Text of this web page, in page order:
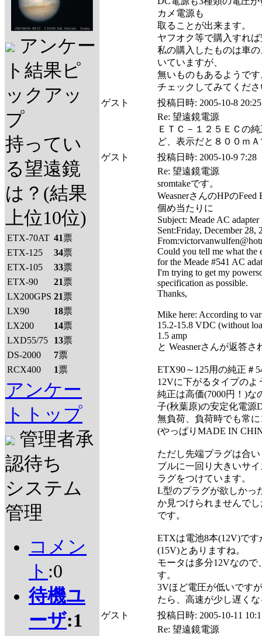
アンケー
ト結果ピ
ックアッ
プ
持ってい
る望遠鏡
は？(結果
上位10位)
ETX-70AT 41票
ETX-125
34票
ETX-105
33票
ETX-90
21票
LX200GPS 21票
LX90
18票
LX200
14票
LXD55/75
13票
DS-2000
7票
RCX400
1票
アンケー
トトップ
管理者承
認待ち
システム
管理
コメン
ト :0
待機ユ
ーザ:1
カメ電源も
取ることが出来ます。
ヤフオク等で購入すれ
私の購入したものは車
いていますが、
無いものもあるようです
チェックしてみてくだ
ゲスト
投稿日時: 2005-10-8 20:25
Re: 望遠鏡電源
ＥＴＣ－１２５ＥＣの
ど、表示だと８００ｍ
ゲスト
投稿日時: 2005-10-9 7:28
Re: 望遠鏡電源
sromtakeです。
WeasnerさんのHPのFeed
個め当たりに
Subject: Meade AC adapter
Sent:Friday, December 28,
Could you tell me what the
for the Meade #541 AC
I'm trying to get my
specification as possible.
Thanks,
Mike here: According to
15.2-15.8 VDC (without
1.5 amp
と Weasnerさんが返答
ETX90～125用の純正＃
12Vに下がるタイプのよ
純正は高価(7000円！)な
子(秋葉原)の安定化電源
無負荷、負荷時でも常
(やっぱりMADE IN
ただし先端プラグは合
ブルに一回り大きいサ
ラグをつけています。
L型のプラグが欲しかっ
か見つけられませんで
です。
ETXは電池8本(12V)です
(15V)とありますね。
モータは多分12Vなので
す。
3Vほど電圧が低いです
たら、高速が少し遅く
ゲスト
投稿日時: 2005-10-11
Re: 望遠鏡電源